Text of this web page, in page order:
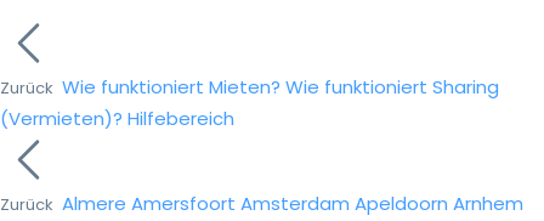
Zurück Wie funktioniert Mieten? Wie funktioniert Sharing
(Vermieten)? Hilfebereich
Zurück Almere Amersfoort Amsterdam Apeldoorn Arnhem